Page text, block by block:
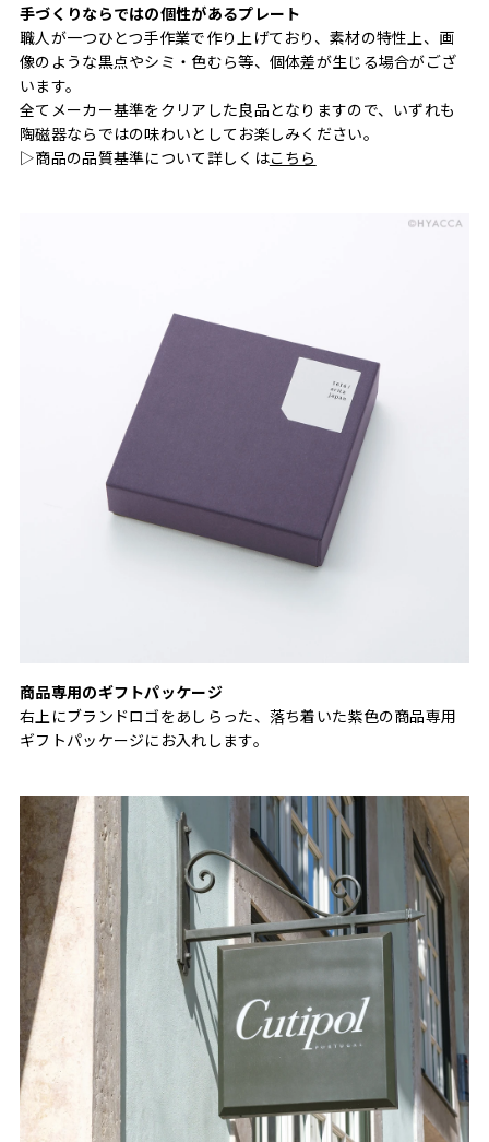
手づくりならではの個性があるプレート
職人が一つひとつ手作業で作り上げており、素材の特性上、画
像のような黒点やシミ・色むら等、個体差が生じる場合がござ
います。
全てメーカー基準をクリアした良品となりますので、いずれも
陶磁器ならではの味わいとしてお楽しみください。
▷商品の品質基準について詳しくはこちら
商品専用のギフトパッケージ
右上にブランドロゴをあしらった、落ち着いた紫色の商品専用
ギフトパッケージにお入れします。